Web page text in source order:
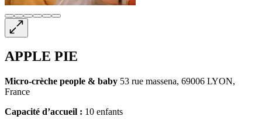
APPLE PIE
Micro-crèche people & baby 53 rue massena, 69006 LYON,
France
Capacité d’accueil : 10 enfants